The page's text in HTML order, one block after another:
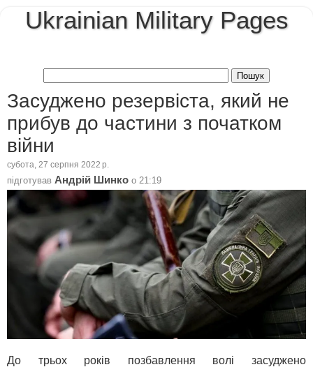
Ukrainian Military Pages
Засуджено резервіста, який не
прибув до частини з початком
війни
субота, 27 серпня 2022 р.
підготував Андрій Шинко о 21:19
До трьох років позбавлення волі засуджено